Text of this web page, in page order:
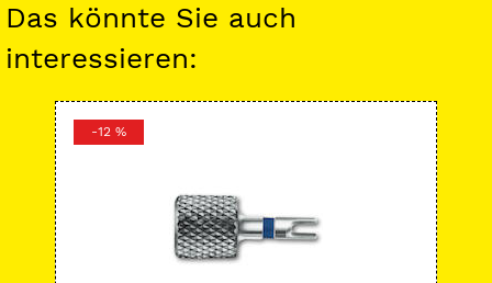
Das könnte Sie auch
interessieren:
-12 %